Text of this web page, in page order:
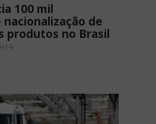
100 mil
de
produtos no Brasil